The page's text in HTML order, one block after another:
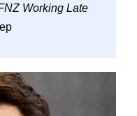
Working Late